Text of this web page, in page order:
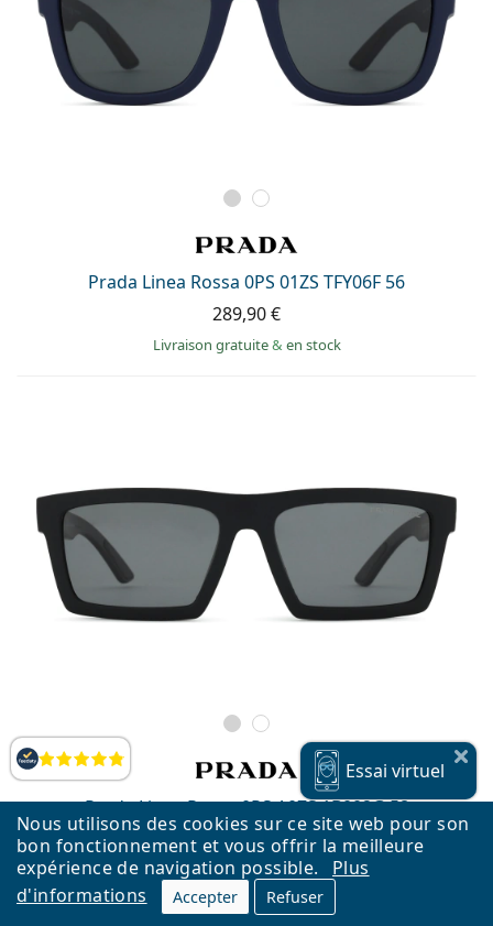
Nous utilisons des cookies sur ce site web pour son
bon fonctionnement et vous offrir la meilleure
expérience de navigation possible.
Plus
d'informations
Accepter Refuser
Évaluation
Prada Linea Rossa 0PS 01ZS TFY06F 56
289,90 €
Livraison gratuite& en stock
Prada Linea Rossa 0PS A07S 1B002G 58
259,90 €
Livraison gratuite& en stock
Essai virtuel